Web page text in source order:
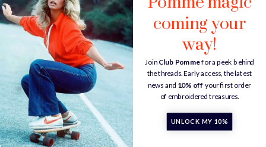
coming your
way!
Join Club Pommefor a peek behind
the threads. Early access, the latest
news and 10% off your first order
of embroidered treasures.
UNLOCK MY 10%